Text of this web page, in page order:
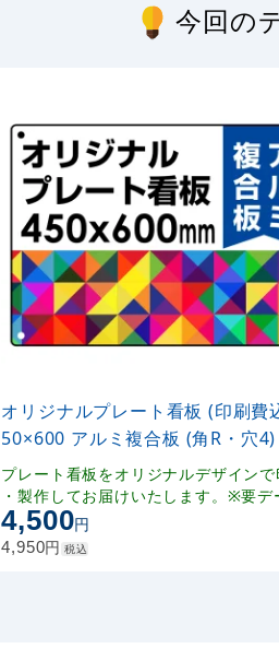
今回の
オリジナルプレート看板 (印刷費
50×600 アルミ複合板 (角R・穴4)
プレート看板をオリジナルデザイン
・製作してお届けいたします。※要デ
入稿
4,500円
4,950円 税込